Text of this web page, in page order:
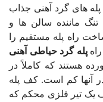
پله های گرد آهنی جذاب
ماننده سالن ها و
راه پله مستقیم را
پله گرد حیاطی آهنی
هستند که کاملاً در
آنها کم است. کف پله
یک تیر فلزی محکم که